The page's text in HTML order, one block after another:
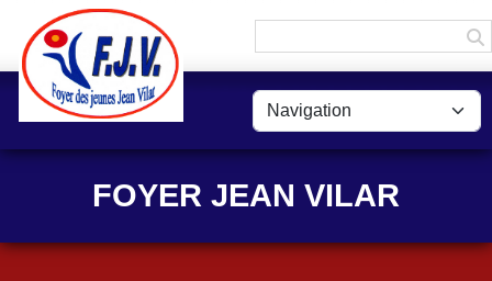
FOYER JEAN VILAR
Panneau de gestion des cookies